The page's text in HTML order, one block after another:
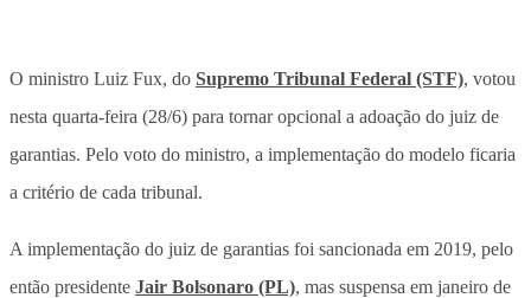
O ministro Luiz Fux, do Supremo Tribunal Federal (STF), votou
nesta quarta-feira (28/6) para tornar opcional a adoação do juiz de
garantias. Pelo voto do ministro, a implementação do modelo ficaria
a critério de cada tribunal.
A implementação do juiz de garantias foi sancionada em 2019, pelo
então presidente Jair Bolsonaro (PL), mas suspensa em janeiro de